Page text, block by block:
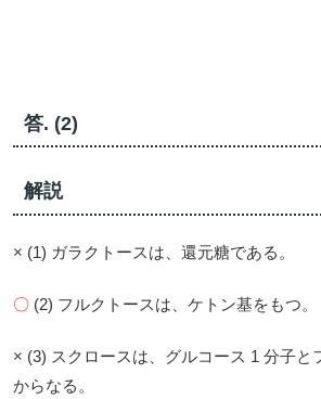
答. (2)
解説
× (1) ガラクトースは、還元糖である。
〇 (2) フルクトースは、ケトン基をもつ。
× (3) スクロースは、グルコース 1 分子と
からなる。